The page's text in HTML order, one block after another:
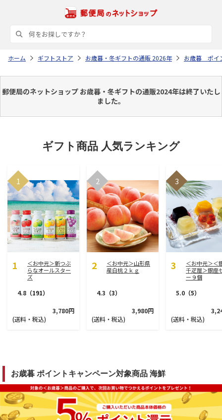
ホーム ギフトストア お歳暮・冬ギフトの通販 2026年 お歳暮 ポイ
郵便局のネットショップ お歳暮・冬ギフトの通販2024年は終了いたし
ました。
ギフト商品 人気ランキング
＜お中元＞新つぶ
らなオールスター
ズ
4.8 （191）
3,780円
(送料・税込)
＜お中元＞山形県
産白桃２ｋｇ
4.3 （3）
3,980円
(送料・税込)
＜お中元＞＜
千疋屋＞銀座
ー９個
5.0 （5）
(送料・税込)
お歳暮 ポイントキャンペーン対象商品 海鮮